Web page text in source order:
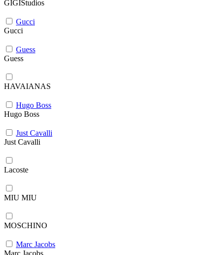
GIGIStudios
Gucci
Gucci
Guess
Guess
HAVAIANAS
Hugo Boss
Hugo Boss
Just Cavalli
Just Cavalli
Lacoste
MIU MIU
MOSCHINO
Marc Jacobs
Marc Jacobs